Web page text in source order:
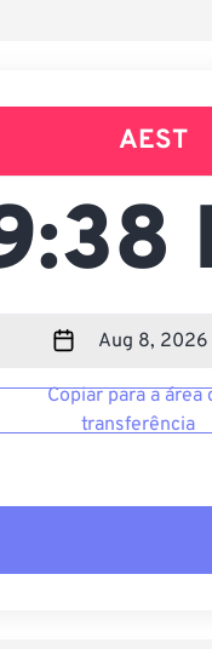
AEST
Copiar para a área
transferência